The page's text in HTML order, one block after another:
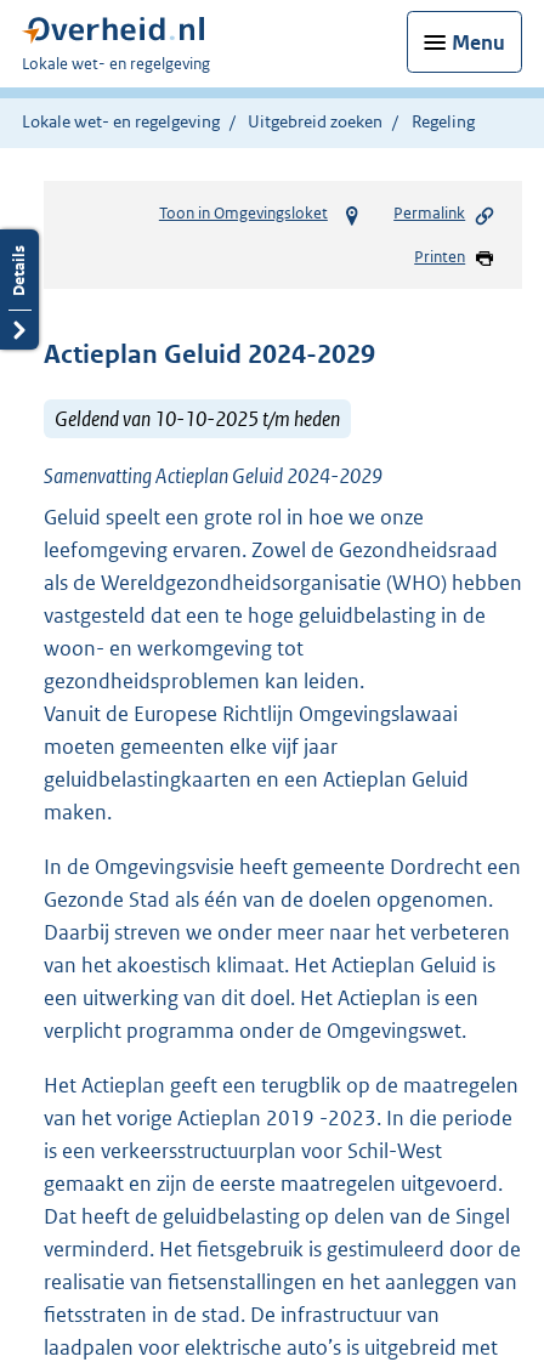
Menu
U
bent
hier:
Lokale wet- en regelgeving
Lokale wet- en regelgeving Uitgebreid zoeken Regeling
Toon in Omgevingsloket Permalink
Printen
Actieplan Geluid 2024-2029
Geldend van 10-10-2025 t/m heden
Samenvatting Actieplan Geluid 2024-2029
Geluid speelt een grote rol in hoe we onze
leefomgeving ervaren. Zowel de Gezondheidsraad
als de Wereldgezondheidsorganisatie (WHO) hebben
vastgesteld dat een te hoge geluidbelasting in de
woon- en werkomgeving tot
gezondheidsproblemen kan leiden.
Vanuit de Europese Richtlijn Omgevingslawaai
moeten gemeenten elke vijf jaar
geluidbelastingkaarten en een Actieplan Geluid
maken.
In de Omgevingsvisie heeft gemeente Dordrecht een
Gezonde Stad als één van de doelen opgenomen.
Daarbij streven we onder meer naar het verbeteren
van het akoestisch klimaat. Het Actieplan Geluid is
een uitwerking van dit doel. Het Actieplan is een
verplicht programma onder de Omgevingswet.
Het Actieplan geeft een terugblik op de maatregelen
van het vorige Actieplan 2019 -2023. In die periode
is een verkeersstructuurplan voor Schil-West
gemaakt en zijn de eerste maatregelen uitgevoerd.
Dat heeft de geluidbelasting op delen van de Singel
verminderd. Het fietsgebruik is gestimuleerd door de
realisatie van fietsenstallingen en het aanleggen van
fietsstraten in de stad. De infrastructuur van
laadpalen voor elektrische auto’s is uitgebreid met